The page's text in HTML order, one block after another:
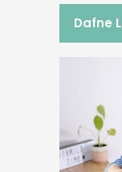
Dafne